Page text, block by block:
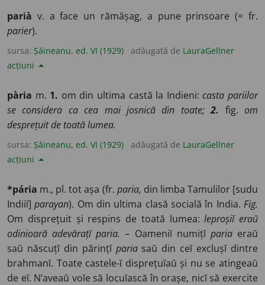
parià v. a face un rămășag, a pune prinsoare (= fr.
parier).
sursa: Șăineanu, ed. VI (1929) adăugată de LauraGellner
acțiuni
pària m. 1. om din ultima castă la Indieni:casta pariilor
se considera ca cea mai josnică din toate;2. fig.om
desprețuit de toată lumea.
sursa: Șăineanu, ed. VI (1929) adăugată de LauraGellner
acțiuni
*pária m., pl. tot așa (fr. paria, din limba Tamulilor [sudu
Indiiĭ]parayan). Om din ultima clasă socială în India.Fig.
Om disprețuit și respins de toată lumea:leproșiĭ eraŭ
odinioară adevărațĭ paria. – Oameniĭ numițĭ pariaeraŭ
saŭ născuțĭ din părințĭ pariasaŭ din ceĭ exclușĭ dintre
brahmanĭ. Toate castele-ĭ disprețuĭaŭ și nu se atingeaŭ
de eĭ. N’aveaŭ voĭe să locuĭască în orașe, nicĭ să exercite